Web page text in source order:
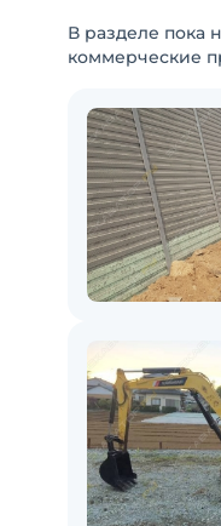
В разделе пока
коммерческие